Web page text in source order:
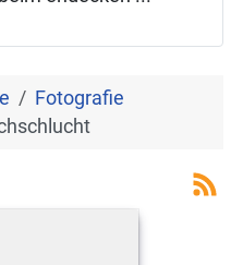
Fotografie